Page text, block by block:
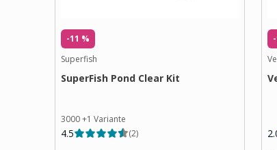
-11 %
Superfish
SuperFish Pond Clear Kit
3000+1 Variante
4.5 (2)